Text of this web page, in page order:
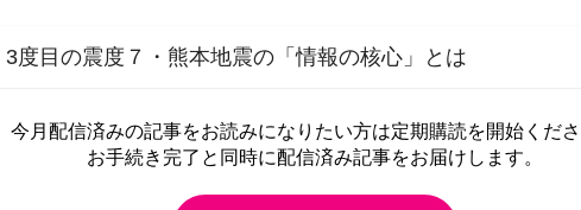
3度目の震度７・熊本地震の「情報の核心」とは
今月配信済みの記事をお読みになりたい方は定期購読を開始くだ
お手続き完了と同時に配信済み記事をお届けします。